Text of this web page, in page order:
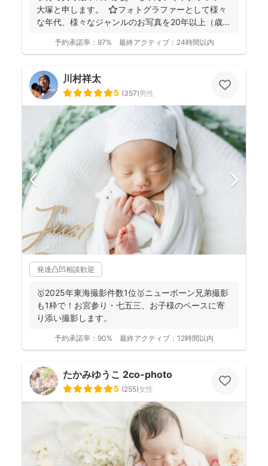
大塚と申します。 ⭐︎フォトグラファーとして様々
な年代、様々なジャンルのお写真を20年以上（歳バ
予約承諾率： 97% 最終アクティブ： 24時間以内
川村祥太
5 (357)男性
発達凸凹相談歓迎
🥇2025年東海撮影件数1位🥇ニューボーン兄弟撮影
も1枠で！お宮参り・七五三、お子様のペースに寄
り添い撮影します。
予約承諾率： 90% 最終アクティブ： 12時間以内
たかみゆうこ 2co-photo
5 (255)女性